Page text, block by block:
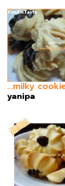
...milky
yanipa